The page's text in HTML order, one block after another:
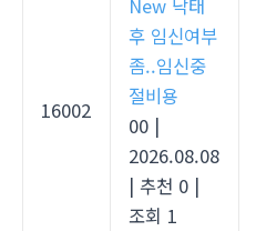
16002
New 낙태
후 임신여부
좀..임신중
절비용
00 |
2026.08.08
| 추천 0 |
조회 1